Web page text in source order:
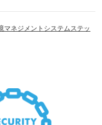
装したサンプルを作成
QCA4002)]
ンプル
下でYahooメールの
マネジメントシステムステッ